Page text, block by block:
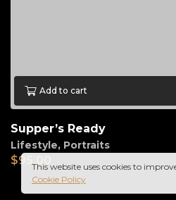
Add to cart
Supper’s Ready
Lifestyle, Portraits
$95.00This website uses cookies to
Cookie Policy